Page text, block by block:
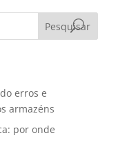
Pesquisar
erros e
armazéns
por onde